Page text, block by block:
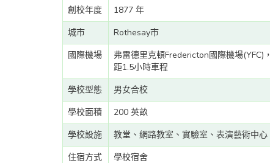
創校年度
1877 年
城市
Rothesay市
國際機場
弗雷德里克頓Fredericton國際機場(YFC)，
距1.5小時車程
學校型態 男女合校
學校面積
200 英畝
學校設施
教堂、網路教室、實驗室、表演藝術中心
住宿方式
學校宿舍